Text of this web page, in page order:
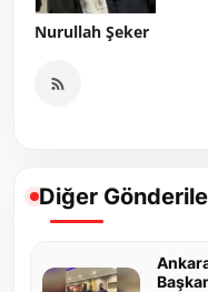
Nurullah Şeker
Diğer